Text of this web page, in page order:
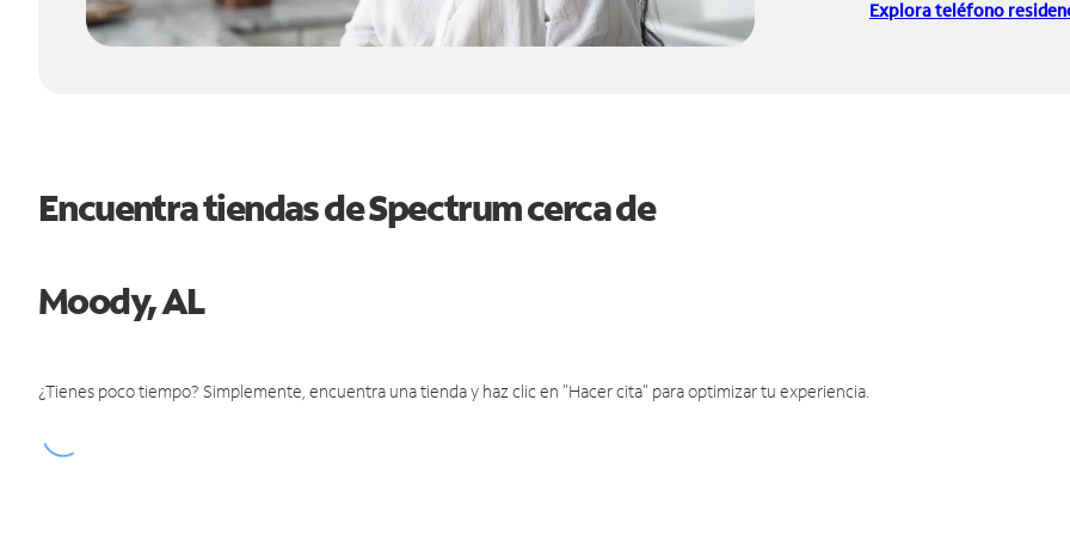
Explora teléfono
Encuentra tiendas de Spectrum cerca de
Moody, AL
¿Tienes poco tiempo? Simplemente, encuentra una tienda y haz clic en "Hacer cita" para optimizar tu experiencia.